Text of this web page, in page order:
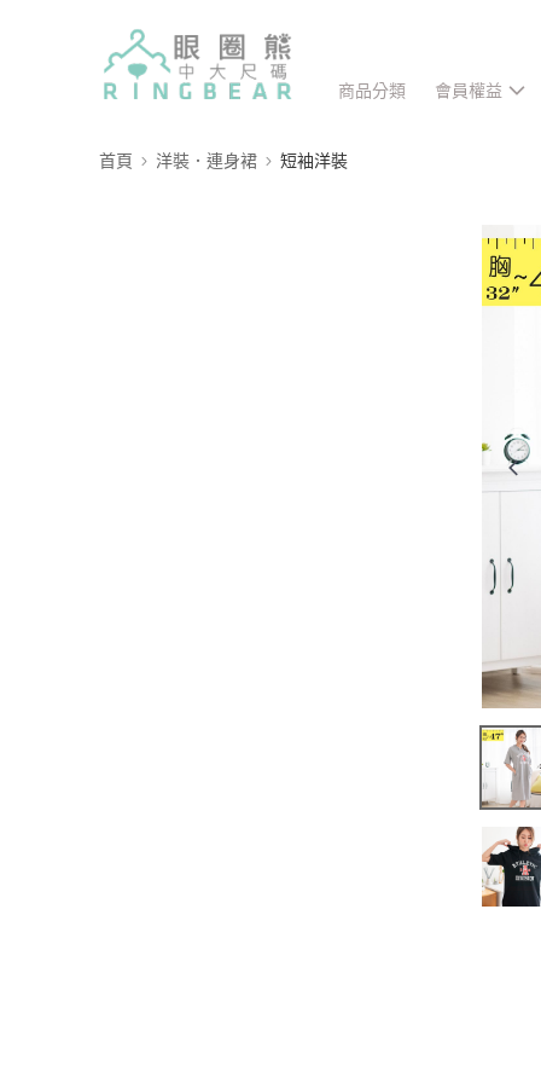
商品分類 會員權益
首頁 洋裝．連身裙 短袖洋裝